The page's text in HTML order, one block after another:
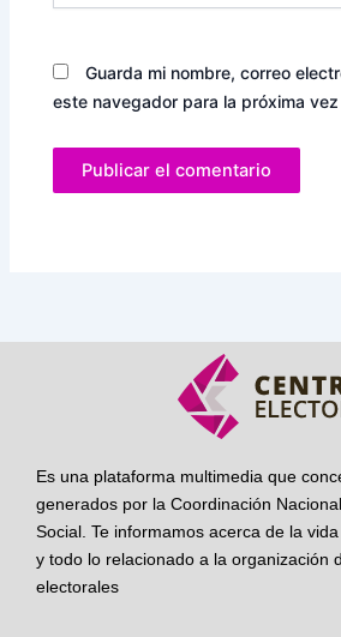
Guarda mi nombre, correo
este navegador para la próxima
Es una plataforma multimedia que
generados por la Coordinación
Social. Te informamos acerca de la
y todo lo relacionado a la organización
electorales